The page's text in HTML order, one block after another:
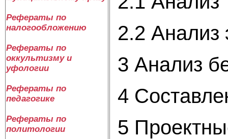
Рефераты по
налогообложению
Рефераты по
оккультизму и
уфологии
Рефераты по
педагогике
Рефераты по
политологии
2.2
3
4
5